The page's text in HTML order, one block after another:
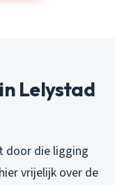
Lelystad
door die ligging
vrijelijk over de